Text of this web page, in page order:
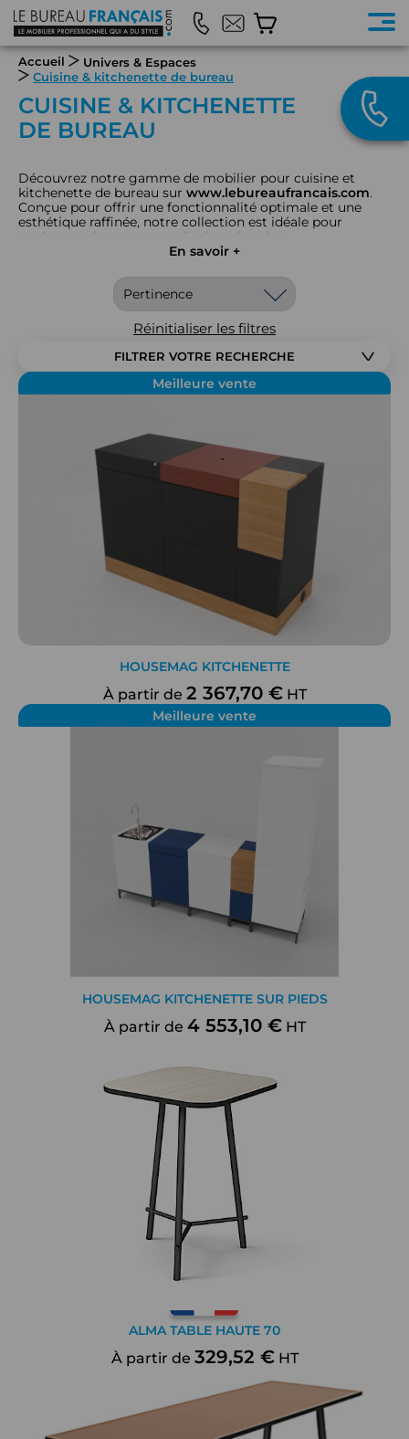
Accueil
Univers & Espaces
Cuisine & kitchenette de bureau
CUISINE & KITCHENETTE
DE BUREAU
Découvrez notre gamme de mobilier pour cuisine et
kitchenette de bureau sur www.lebureaufrancais.com.
Conçue pour offrir une fonctionnalité optimale et une
esthétique raffinée, notre collection est idéale pour
aménager des espaces culinaires dans les
environnements professionnels. Nous proposons des
plans de travail, et divers accessoires de rangement.
Chaque élément est choisi pour maximiser l’espace,
faciliter l’utilisation quotidienne, et assurer une
intégration harmonieuse dans votre bureau, tout en
ajoutant une touche de design moderne. Idéaux pour
bureaux d’entreprise, espaces de pause, et salles de repos,
nos meubles de cuisine et kitchenette allient praticité,
durabilité, et esthétique contemporaine.
Optez pour le mobilier pour cuisine et kitchenette de Le
En savoir +
Réinitialiser les filtres
FILTRER VOTRE RECHERCHE
Meilleure vente
HOUSEMAG KITCHENETTE
À partir de 2 367,70 €HT
Meilleure vente
HOUSEMAG KITCHENETTE SUR PIEDS
À partir de 4 553,10 €HT
ALMA TABLE HAUTE 70
À partir de 329,52 €HT